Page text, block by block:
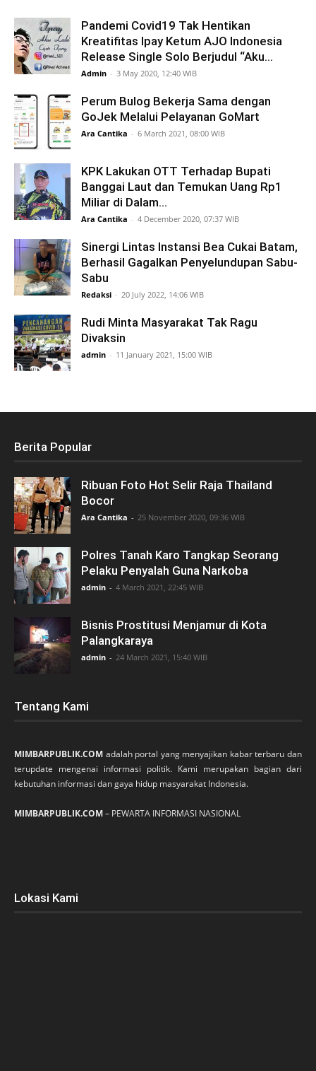
Pandemi Covid19 Tak Hentikan
Kreatifitas Ipay Ketum AJO Indonesia
Release Single Solo Berjudul “Aku...
Admin - 3 May 2020, 12:40 WIB
Perum Bulog Bekerja Sama dengan
GoJek Melalui Pelayanan GoMart
Ara Cantika - 6 March 2021, 08:00 WIB
KPK Lakukan OTT Terhadap Bupati
Banggai Laut dan Temukan Uang Rp1
Miliar di Dalam...
Ara Cantika - 4 December 2020, 07:37 WIB
Sinergi Lintas Instansi Bea Cukai Batam,
Berhasil Gagalkan Penyelundupan Sabu-
Sabu
Redaksi - 20 July 2022, 14:06 WIB
Rudi Minta Masyarakat Tak Ragu
Divaksin
admin - 11 January 2021, 15:00 WIB
Berita Popular
Ribuan Foto Hot Selir Raja Thailand
Bocor
Ara Cantika - 25 November 2020, 09:36 WIB
Polres Tanah Karo Tangkap Seorang
Pelaku Penyalah Guna Narkoba
admin - 4 March 2021, 22:45 WIB
Bisnis Prostitusi Menjamur di Kota
Palangkaraya
admin - 24 March 2021, 15:40 WIB
Tentang Kami
MIMBARPUBLIK.COM adalah portal yang menyajikan kabar terbaru dan
terupdate mengenai informasi politik. Kami merupakan bagian dari
kebutuhan informasi dan gaya hidup masyarakat Indonesia.
MIMBARPUBLIK.COM– PEWARTA INFORMASI NASIONAL
Lokasi Kami